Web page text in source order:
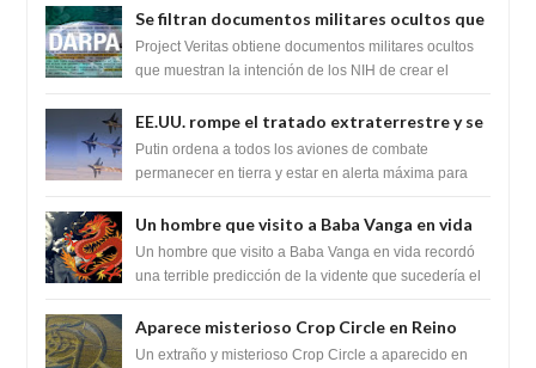
Se filtran documentos militares ocultos que
muestran la intención de los NIH de crear el
SARS-CoV-2, utilizando la investigación de
Project Veritas obtiene documentos militares ocultos
que muestran la intención de los NIH de crear el
EE.UU. rompe el tratado extraterrestre y se
prepara para destruir el misterioso satélite
"Caballero Negro"
Putin ordena a todos los aviones de combate
permanecer en tierra y estar en alerta máxima para
Un hombre que visito a Baba Vanga en vida
recordó la terrible predicción de la vidente
para febrero de 2022.
Un hombre que visito a Baba Vanga en vida recordó
una terrible predicción de la vidente que sucedería el
Aparece misterioso Crop Circle en Reino
Unido 23 de junio 2016
Un extraño y misterioso Crop Circle a aparecido en